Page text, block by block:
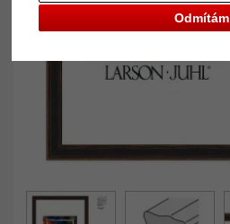
Odmítám
Zpět